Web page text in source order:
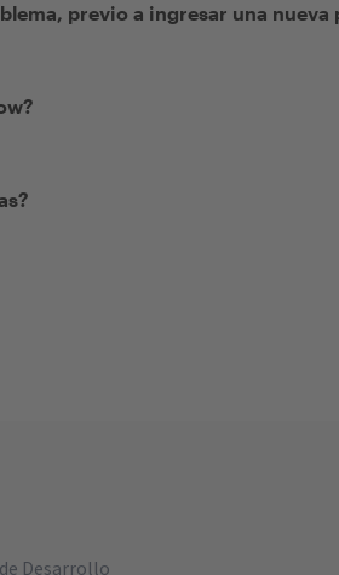
previo a ingresar una nueva
Desarrollo